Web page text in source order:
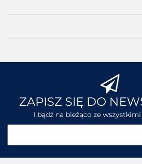
ZAPISZ SIĘ DO
I bądź na bieżąco ze